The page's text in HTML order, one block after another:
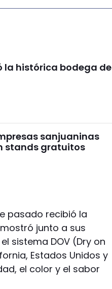
la histórica bodega de
sanjuaninas
stands gratuitos
pasado recibió la
junto a sus
sistema DOV (Dry on
Estados Unidos y
el color y el sabor